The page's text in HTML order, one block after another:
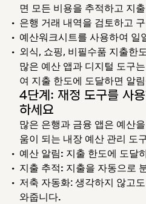
면 모든 비용을 추적하고 지
은행 거래 내역을 검토하고
예산워크시트를 사용하여 일
외식, 쇼핑, 비필수품 지출한
많은 예산 앱과 디지털 도구
여 지출 한도에 도달하면 알
4단계: 재정 도구를 사
하세요
많은 은행과 금융 앱은 예산
움이 되는 내장 예산 관리 도
예산 알림: 지출 한도에 도달
지출 추적: 지출을 자동으로
저축 자동화: 생각하지 않고
와줍니다.